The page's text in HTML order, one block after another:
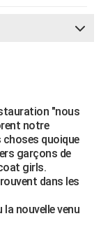
"nous
notre
quoique
garçons de
girls.
dans les
nouvelle venu